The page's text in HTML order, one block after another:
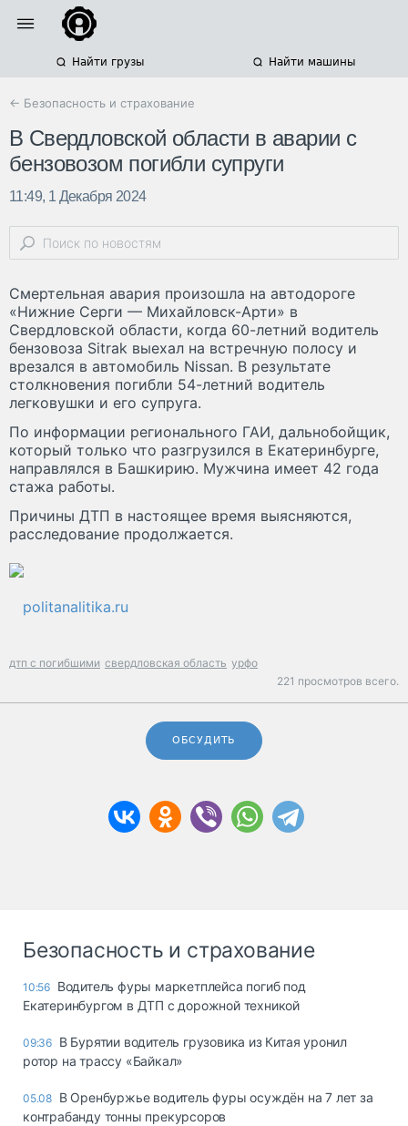
Найти грузы Найти машины
← Безопасность и страхование
В Свердловской области в аварии с
бензовозом погибли супруги
11:49, 1 Декабря 2024
Смертельная авария произошла на автодороге
«Нижние Серги — Михайловск-Арти» в
Свердловской области, когда 60-летний водитель
бензовоза Sitrak выехал на встречную полосу и
врезался в автомобиль Nissan. В результате
столкновения погибли 54-летний водитель
легковушки и его супруга.
По информации регионального ГАИ, дальнобойщик,
который только что разгрузился в Екатеринбурге,
направлялся в Башкирию. Мужчина имеет 42 года
стажа работы.
Причины ДТП в настоящее время выясняются,
расследование продолжается.
politanalitika.ru
дтп с погибшими свердловская область урфо
221 просмотров всего.
ОБСУДИТЬ
Безопасность и страхование
10:56 Водитель фуры маркетплейса погиб под
Екатеринбургом в ДТП с дорожной техникой
09:36 В Бурятии водитель грузовика из Китая уронил
ротор на трассу «Байкал»
05.08 В Оренбуржье водитель фуры осуждён на 7 лет за
контрабанду тонны прекурсоров